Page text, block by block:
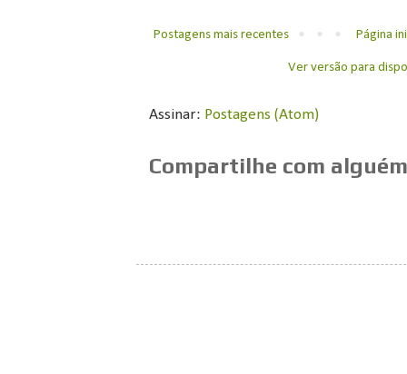
Postagens mais recentes Página
Ver versão para
Assinar: Postagens (Atom)
Compartilhe com